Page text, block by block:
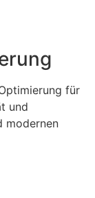
für
und
modernen